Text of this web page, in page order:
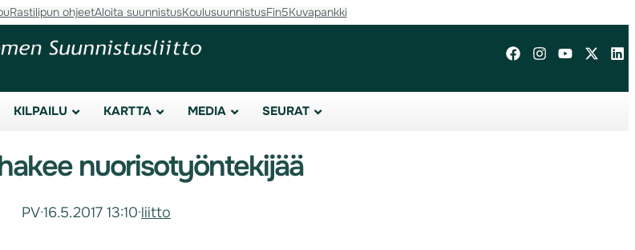
Rastilipun ohjeetAloita suunnistusKoulusuunnistusFin5Kuvapankki
KILPAILU KARTTA MEDIA SEURAT
nuorisotyöntekijää
PV·16.5.2017 13:10·liitto